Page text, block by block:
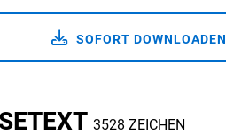
SOFORT DOWNLOADEN
3528 ZEICHEN